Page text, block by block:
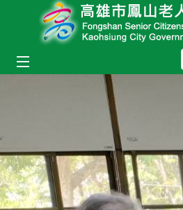
跳到主要內容區塊